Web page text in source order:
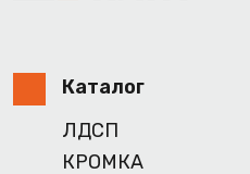
Каталог
ЛДСП
КРОМКА